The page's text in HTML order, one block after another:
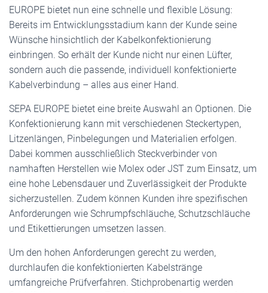
EUROPE bietet nun eine schnelle und flexible Lösung:
Bereits im Entwicklungsstadium kann der Kunde seine
Wünsche hinsichtlich der Kabelkonfektionierung
einbringen. So erhält der Kunde nicht nur einen Lüfter,
sondern auch die passende, individuell konfektionierte
Kabelverbindung – alles aus einer Hand.
SEPA EUROPE bietet eine breite Auswahl an Optionen. Die
Konfektionierung kann mit verschiedenen Steckertypen,
Litzenlängen, Pinbelegungen und Materialien erfolgen.
Dabei kommen ausschließlich Steckverbinder von
namhaften Herstellen wie Molex oder JST zum Einsatz, um
eine hohe Lebensdauer und Zuverlässigkeit der Produkte
sicherzustellen. Zudem können Kunden ihre spezifischen
Anforderungen wie Schrumpfschläuche, Schutzschläuche
und Etikettierungen umsetzen lassen.
Um den hohen Anforderungen gerecht zu werden,
durchlaufen die konfektionierten Kabelstränge
umfangreiche Prüfverfahren. Stichprobenartig werden